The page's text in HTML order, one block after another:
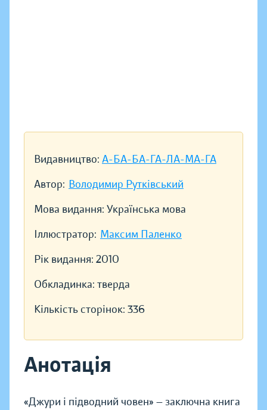
Видавництво: А-БА-БА-ГА-ЛА-МА-ГА
Автор: Володимир Рутківський
Мова видання: Українська мова
Іллюстратор: Максим Паленко
Рік видання: 2010
Обкладинка: тверда
Кількість сторінок: 336
Анотація
«Джури і підводний човен» — заключна книга